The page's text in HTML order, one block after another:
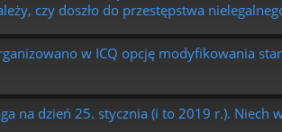
czy doszło do przestępstwa
w ICQ opcję modyfikowania
na dzień 25. stycznia (i to 2019 r.). Niech